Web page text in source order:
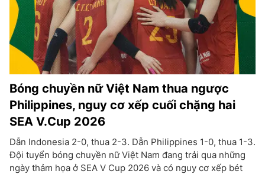
Bóng chuyền nữ Việt Nam thua ngược
Philippines, nguy cơ xếp cuối chặng hai
SEA V.Cup 2026
Dẫn Indonesia 2-0, thua 2-3. Dẫn Philippines 1-0, thua 1-3.
Đội tuyển bóng chuyền nữ Việt Nam đang trải qua những
ngày thảm họa ở SEA V Cup 2026 và có nguy cơ xếp bét